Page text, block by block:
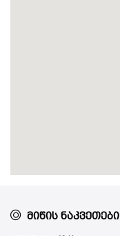
მიწის ნაკვეთები